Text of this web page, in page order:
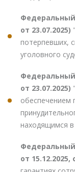
Федеральный
от 23.07.2025)
потерпевших,
уголовного
Федеральный
от 23.07.2025)
обеспечением
находящимся
Федеральный
от 15.12.2025,